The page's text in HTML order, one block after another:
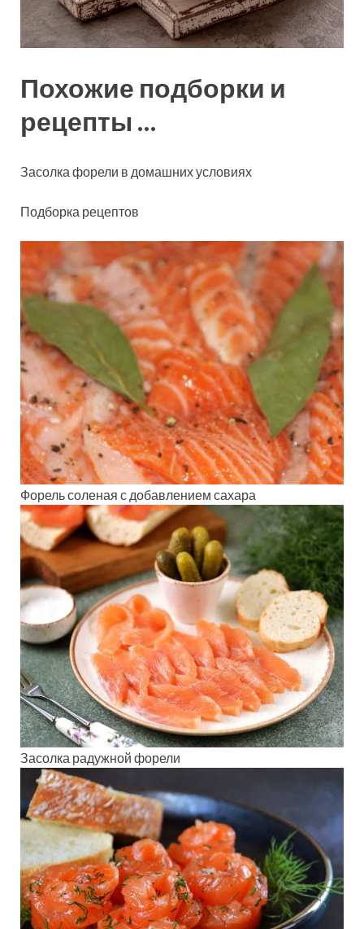
Похожие подборки и
рецепты …
Засолка форели в домашних условиях
Подборка рецептов
Форель соленая с добавлением сахара
Засолка радужной форели